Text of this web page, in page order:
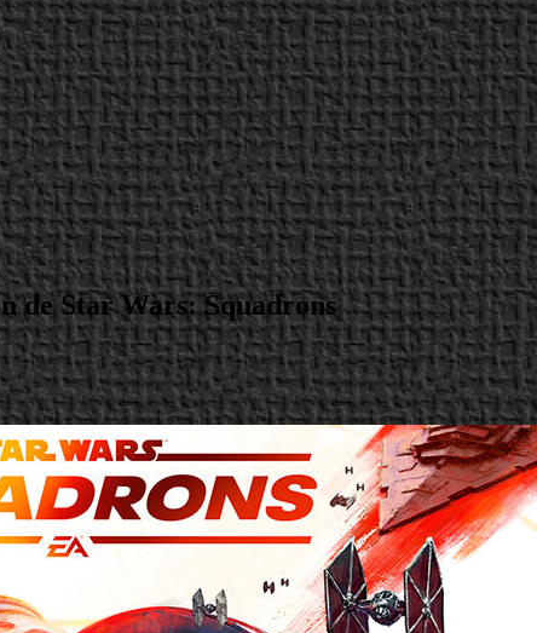
de Star Wars: Squadrons